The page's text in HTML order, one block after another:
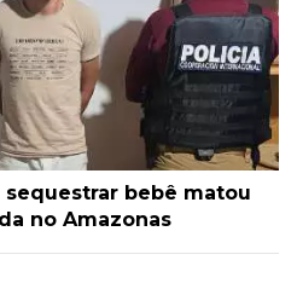
bebê matou
no Amazonas